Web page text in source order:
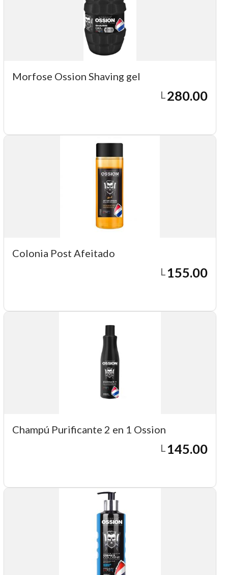
Morfose Ossion Shaving gel
L280.00
Colonia Post Afeitado
L 155.00
Champú Purificante 2 en 1 Ossion
L145.00